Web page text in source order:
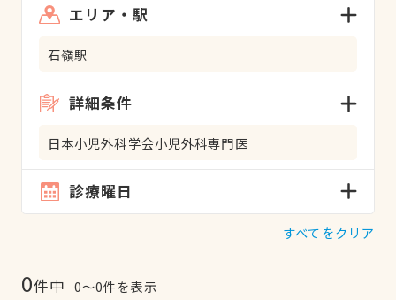
エリア・駅
石嶺駅
詳細条件
日本小児外科学会小児外科専門医
診療曜日
すべてをクリア
0件中 0〜0件を表示